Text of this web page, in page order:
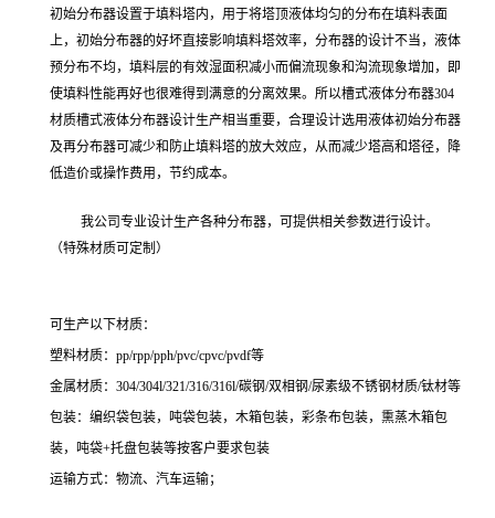
初始分布器设置于填料塔内，用于将塔顶液体均匀的分布在填料表面
上，初始分布器的好坏直接影响填料塔效率，分布器的设计不当，液体
预分布不均，填料层的有效湿面积减小而偏流现象和沟流现象增加，即
使填料性能再好也很难得到满意的分离效果。 所以槽式液体分布器304
材质槽式液体分布器设计生产相当重要， 合理设计选用液体初始分布器
及再分布器可减少和防止填料塔的放大效应，从而减少塔高和塔径，降
低造价或操怍费用，节约成本。
我公司专业设计生产各种分布器，可提供相关参数进行设计。
（特殊材质可定制）
可生产以下材质：
塑料材质：pp/rpp/pph/pvc/cpvc/pvdf等
金属材质： 304/304l/321/316/316l/碳钢/双相钢/尿素级不锈钢材质/钛材等
包装：编织袋包装，吨袋包装， 木箱包装，彩条布包装， 熏蒸木箱包
装，吨袋+托盘包装等按客户要求包装
运输方式：物流、汽车运输；